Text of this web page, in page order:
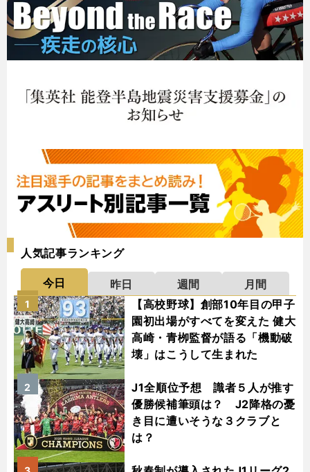
人気記事ランキング
今日 昨日 週間
月間
【高校野球】創部10年目の甲子
園初出場がすべてを変えた 健大
高崎・青栁監督が語る「機動破
壊」はこうして生まれた
1
J1全順位予想 識者５人が推す
優勝候補筆頭は？ J2降格の憂
き目に遭いそうな３クラブと
は？
2